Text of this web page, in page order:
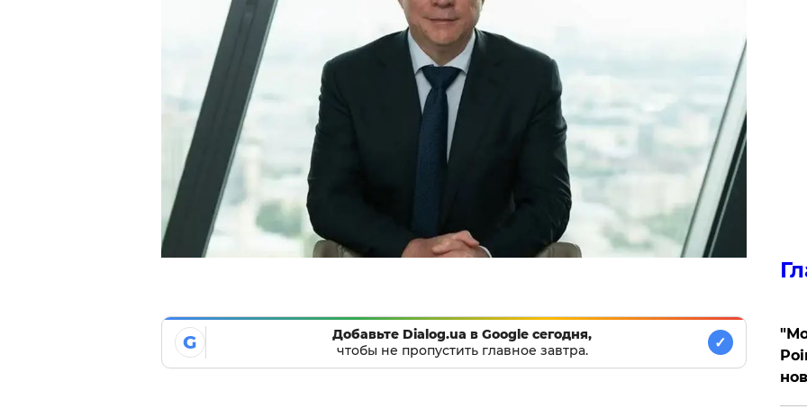
G
Добавьте Dialog.ua в Google сегодня,
чтобы не пропустить главное завтра.
✓